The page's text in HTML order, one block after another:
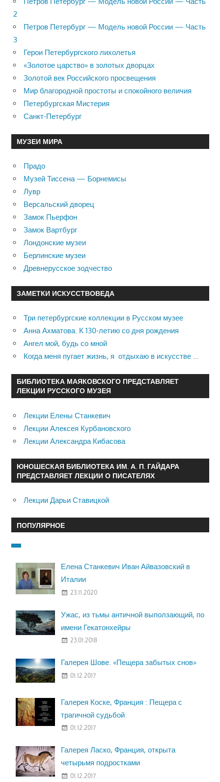
2
Петров Петербург — Модель новой России — Часть
3
Герои Петербургского лихолетья
«Золотое царство» в золотых дворцах
Золотой век Российского просвещения
Мир благородной простоты и спокойного величия
Петербургская Мистерия
Санкт-Петербург
МУЗЕИ МИРА
Прадо
Музей Тиссена — Борнемисы
Лувр
Версальский дворец
Замок Пьерфон
Замок Вартбург
Лондонские музеи
Берлинские музеи
Древнерусское зодчество
ЗАМЕТКИ ИСКУССТВОВЕДА
Три петербургские коллекции в Русском музее
Анна Ахматова. К 130-летию со дня рождения
Ангел мой, будь со мной
Когда меня пугает жизнь, я отдыхаю в искусстве …
БИБЛИОТЕКА МАЯКОВСКОГО ПРЕДСТАВЛЯЕТ
ЛЕКЦИИ РУССКОГО МУЗЕЯ
Лекции Елены Станкевич
Лекции Алексея Курбановского
Лекции Александра Кибасова
ЮНОШЕСКАЯ БИБЛИОТЕКА ИМ. А. П. ГАЙДАРА
ПРЕДСТАВЛЯЕТ ЛЕКЦИИ О ПИСАТЕЛЯХ
Лекции Дарьи Ставицкой
ПОПУЛЯРНОЕ
Елена Станкевич Иван Айвазовский в
Италии
23.11.2020
Ужас, из тьмы античной выползающий, по
имени Гекатонхейры
23.01.2018
Галерея Шове. «Пещера забытых снов»
01.12.2017
Галерея Коске, Франция : Пещера с
трагичной судьбой
01.12.2017
Галерея Ласко, Франция, открыта
четырьмя подростками
01.12.2017